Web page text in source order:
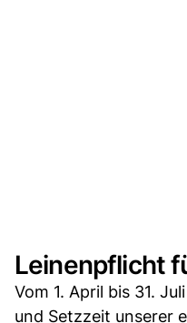
Leinenpflicht
Vom 1. April bis 31.
und Setzzeit unserer